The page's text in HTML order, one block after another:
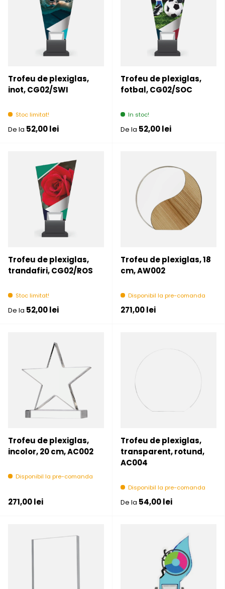
Trofeu de plexiglas,
inot, CG02/SWI
Stoc limitat!
Pret initial
De la 52,00 lei
Trofeu de plexiglas,
fotbal, CG02/SOC
In stoc!
Pret initial
De la 52,00 lei
Trofeu de plexiglas,
trandafiri, CG02/ROS
Stoc limitat!
Pret initial
De la 52,00 lei
Trofeu de plexiglas, 18
cm, AW002
Disponibil la pre-comanda
Pret initial
271,00 lei
Trofeu de plexiglas,
incolor, 20 cm, AC002
Disponibil la pre-comanda
Pret initial
271,00 lei
Trofeu de plexiglas,
transparent, rotund,
AC004
Disponibil la pre-comanda
Pret initial
De la 54,00 lei